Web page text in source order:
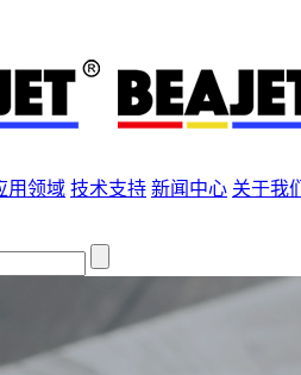
用领域 技术支持 新闻中心 关于我们